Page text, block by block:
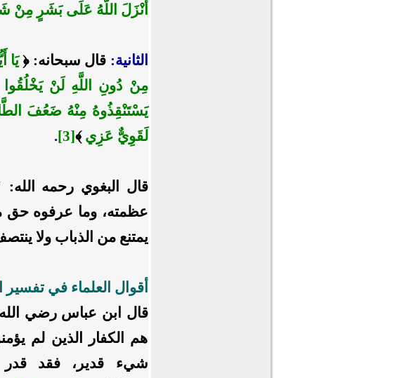
أَنْزَلَ اللَّهُ عَلَى بَشَرٍ مِنْ
الثانية: قال سبحانه: ﴿يَا
مِنْ دُونِ اللَّهِ لَنْ يَخْلُقُوا
يَسْتَنْقِذُوهُ مِنْهُ ضَعُفَ
لَقَوِيٌّ عَزِي ﴾[3]
.
قال البغوي رحمه
عظمته، وما عرفوه حق
يمتنع من الذباب ولا
أقوال العلماء في
قال ابن عباس رضي
هم الكفار الذين لم
شيء قدير، فقد